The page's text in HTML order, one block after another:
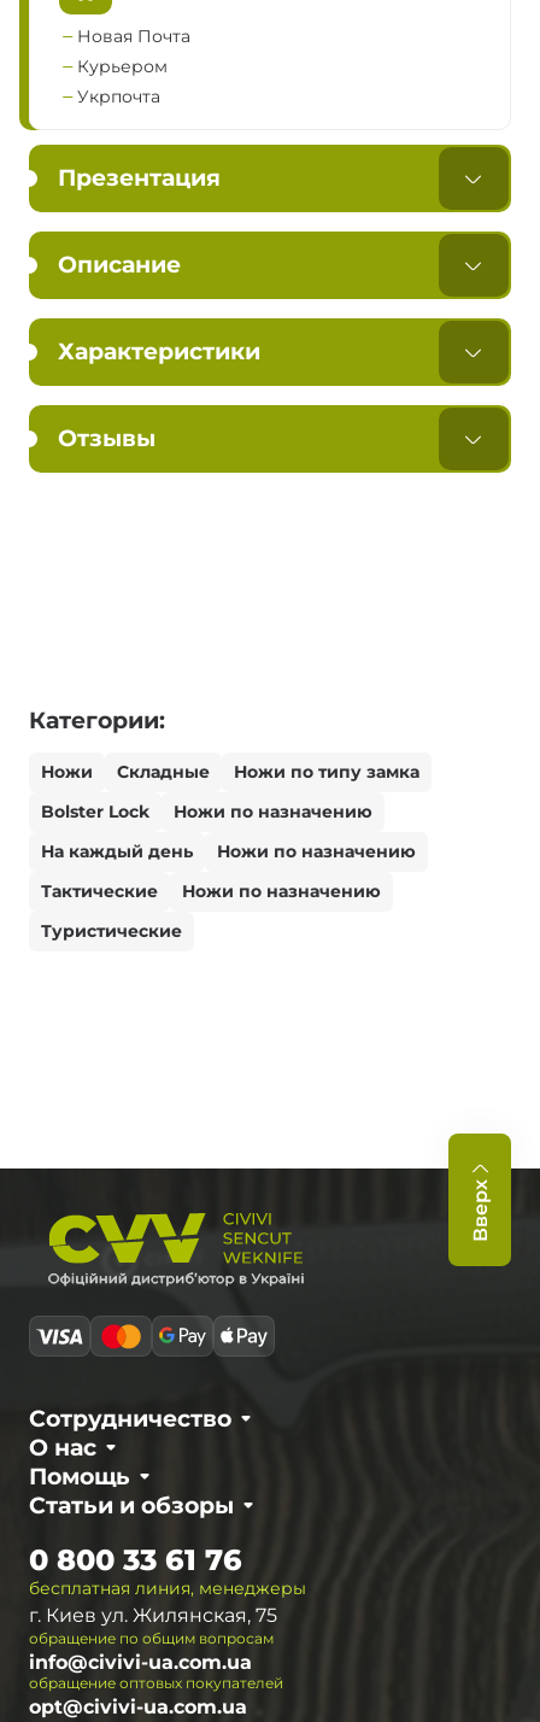
Новая Почта
Курьером
Укрпочта
Презентация
Описание
Характеристики
Отзывы
Категории:
Ножи Складные
Ножи по типу замка
Bolster Lock
Ножи по назначению
На каждый день
Ножи по назначению
Тактические
Ножи по назначению
Туристические
Вверх
О нас
Сотрудничество
Статьи и обзоры
Помощь
бесплатная линия, менеджеры
0 800 33 61 76
г. Киев ул. Жилянская, 75
обращение по общим вопросам
info@civivi-ua.com.ua
обращение оптовых покупателей
opt@civivi-ua.com.ua